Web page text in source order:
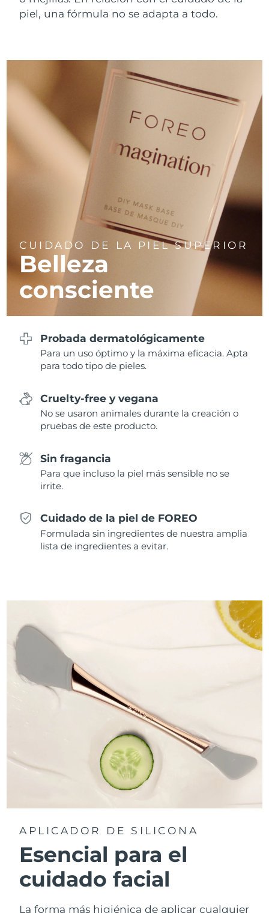
piel, una fórmula no se adapta a todo.
CUIDADO DE LA PIEL SUPERIOR
Belleza
consciente
Probada dermatológicamente
Para un uso óptimo y la máxima eficacia. Apta
para todo tipo de pieles.
Cruelty-free y vegana
No se usaron animales durante la creación o
pruebas de este producto.
Sin fragancia
Para que incluso la piel más sensible no se
irrite.
Cuidado de la piel de FOREO
Formulada sin ingredientes de nuestra amplia
lista de ingredientes a evitar.
APLICADOR DE SILICONA
Esencial para el
cuidado facial
La forma más higiénica de aplicar cualquier
Vietnam Entrega prevista